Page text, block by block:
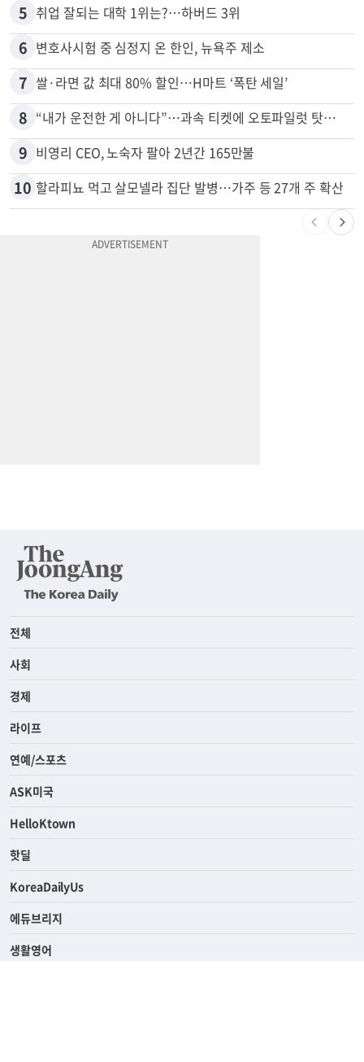
5 취업 잘되는 대학 1위는?…하버드 3위
6 변호사시험 중 심정지 온 한인, 뉴욕주 제소
7 쌀·라면 값 최대 80% 할인…H마트 ‘폭탄 세일’
8 “내가 운전한 게 아니다”…과속 티켓에 오토파일럿 탓한 운전자
9 비영리 CEO, 노숙자 팔아 2년간 165만불
10 할라피뇨 먹고 살모넬라 집단 발병…가주 등 27개 주 확산
전체
사회
경제
라이프
연예/스포츠
ASK미국
HelloKtown
핫딜
KoreaDailyUs
에듀브리지
생활영어